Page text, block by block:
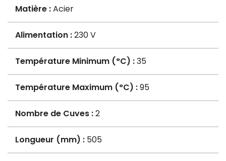
Matière :Acier
Alimentation :230 V
Température Minimum (°C) :35
Température Maximum (°C) :95
Nombre de Cuves :2
Longueur (mm) : 505